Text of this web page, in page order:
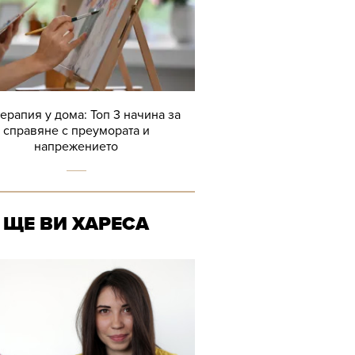
у дома: Топ 3 начина за
справяне с преумората и
напрежението
ЩЕ ВИ ХАРЕСА